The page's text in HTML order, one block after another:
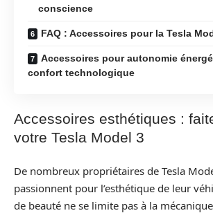
conscience
FAQ : Accessoires pour la Tesla
Accessoires pour autonomie
confort technologique
Accessoires esthétiques :
votre Tesla Model 3
De nombreux propriétaires de Tesla
passionnent pour l’esthétique de leur
de beauté ne se limite pas à la